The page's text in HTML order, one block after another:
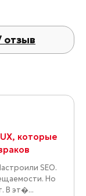
отзыв
которые
SEO.
Но
В эт�...